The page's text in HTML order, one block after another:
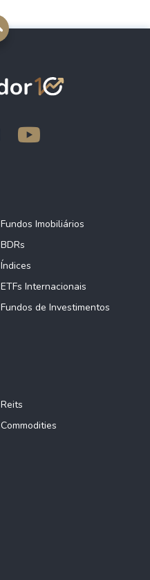
Fundos Imobiliários
BDRs
Índices
ETFs Internacionais
Fundos de Investimentos
Reits
Commodities